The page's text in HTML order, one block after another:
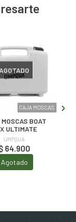
CAJA MOSCAS
AGOTADO
BOAT
ULTIMATE
UMPQUA
64.900
Agotado